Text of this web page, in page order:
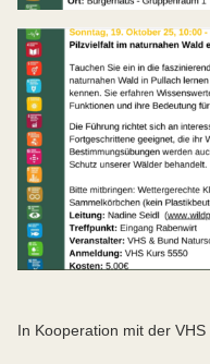
In Kooperation mit der